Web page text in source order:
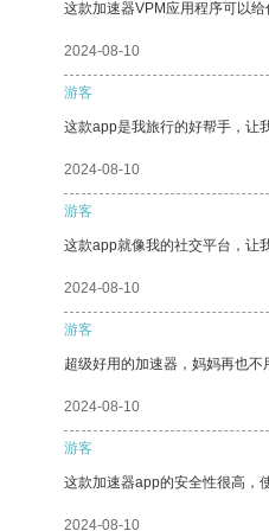
这款加速器VPM应用程序可以给
2024-08-10
游客
这款app是我旅行的好帮手，让
2024-08-10
游客
这款app就像我的社交平台，让
2024-08-10
游客
超级好用的加速器，妈妈再也不
2024-08-10
游客
这款加速器app的安全性很高，
2024-08-10